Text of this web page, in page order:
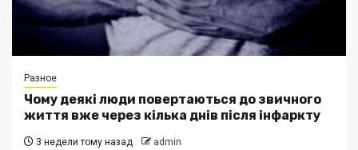
Разное
Чому деякі люди повертаються до звичного
життя вже через кілька днів після інфаркту
3 недели тому назад admin